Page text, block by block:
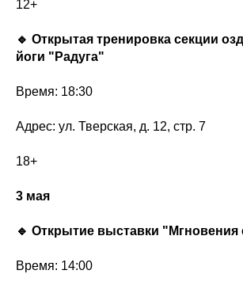
12+
🔹 Открытая тренировка секции
йоги "Радуга"
Время: 18:30
Адрес: ул. Тверская, д. 12, стр. 7
18+
3 мая
🔹 Открытие выставки
Время: 14:00